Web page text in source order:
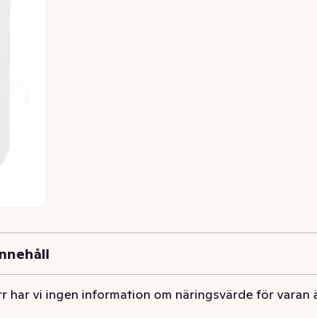
har vi ingen information om näringsvärde för varan